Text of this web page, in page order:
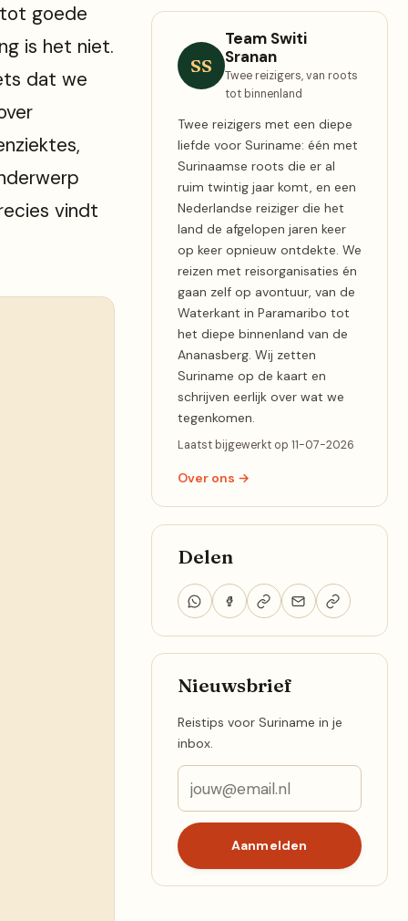
goede
is het niet.
dat we
vindt
SS
Team Switi
Sranan
Twee reizigers, van roots
tot binnenland
Twee reizigers met een diepe
liefde voor Suriname: één met
Surinaamse roots die er al
ruim twintig jaar komt, en een
Nederlandse reiziger die het
land de afgelopen jaren keer
op keer opnieuw ontdekte. We
reizen met reisorganisaties én
gaan zelf op avontuur, van de
Waterkant in Paramaribo tot
het diepe binnenland van de
Ananasberg. Wij zetten
Suriname op de kaart en
schrijven eerlijk over wat we
tegenkomen.
Laatst bijgewerkt op 11-07-2026
Over ons →
Delen
Nieuwsbrief
Reistips voor Suriname in je
inbox.
Aanmelden